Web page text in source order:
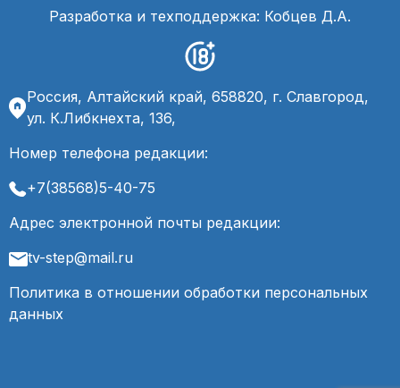
Разработка и техподдержка: Кобцев Д.А.
Россия, Алтайский край, 658820, г. Славгород,
ул. К.Либкнехта, 136,
Номер телефона редакции:
+7(38568)5-40-75
Адрес электронной почты редакции:
tv-step@mail.ru
Политика в отношении обработки персональных
данных